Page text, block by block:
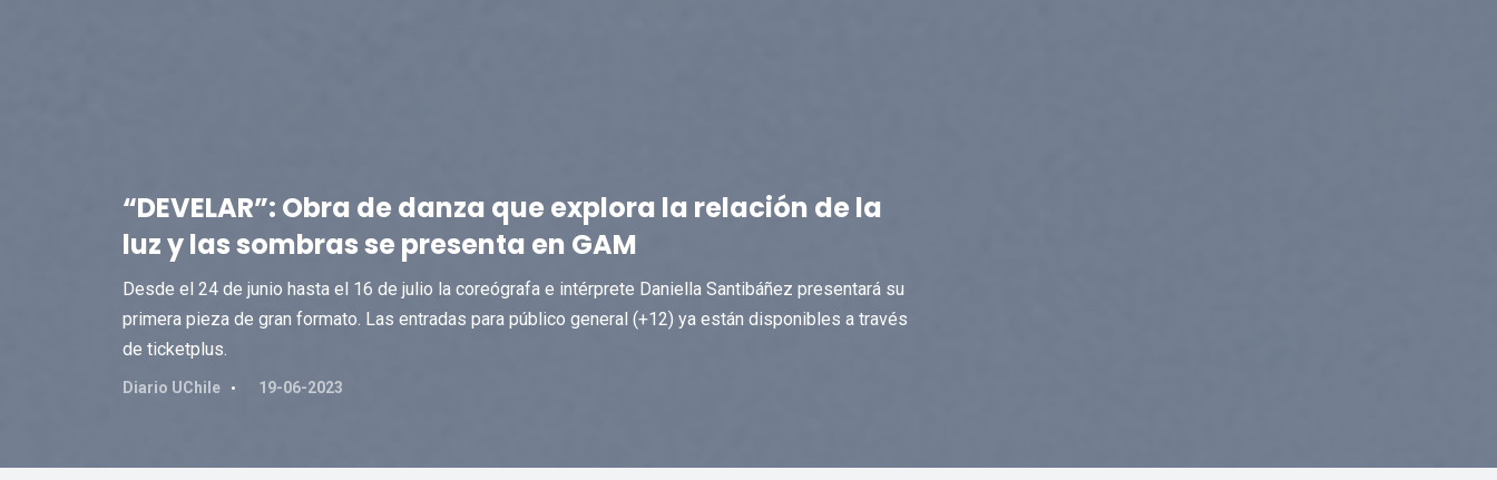
“DEVELAR”: Obra de danza que explora la relación de la
luz y las sombras se presenta en GAM
Desde el 24 de junio hasta el 16 de julio la coreógrafa e intérprete Daniella Santibáñez presentará su
primera pieza de gran formato. Las entradas para público general (+12) ya están disponibles a través
de ticketplus.
Diario UChile 19-06-2023